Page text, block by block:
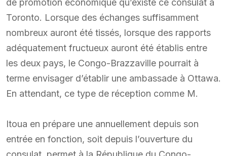
Toronto. Lorsque des échanges suffisamment
nombreux auront été tissés, lorsque des rapports
adéquatement fructueux auront été établis entre
les deux pays, le Congo-Brazzaville pourrait à
terme envisager d’établir une ambassade à Ottawa.
En attendant, ce type de réception comme M.
Itoua en prépare une annuellement depuis son
entrée en fonction, soit depuis l’ouverture du